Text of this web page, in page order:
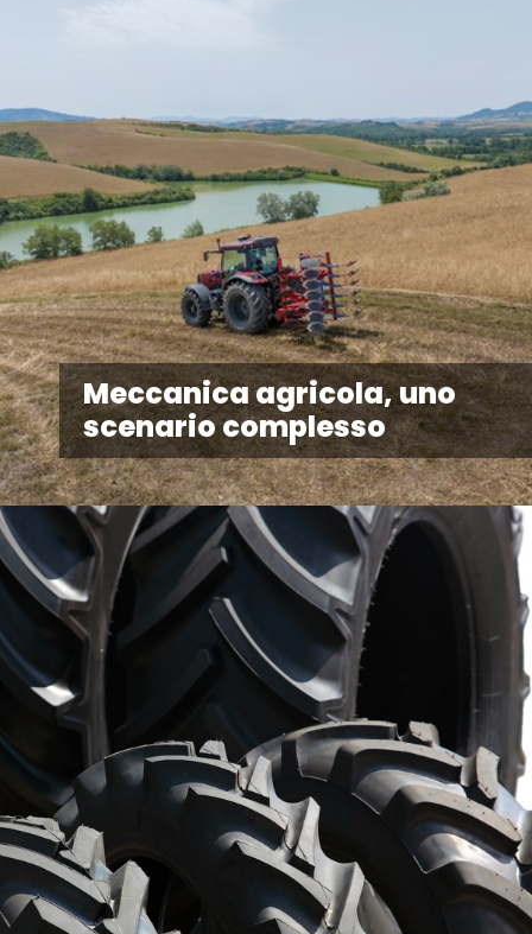
Meccanica agricola, uno
scenario complesso